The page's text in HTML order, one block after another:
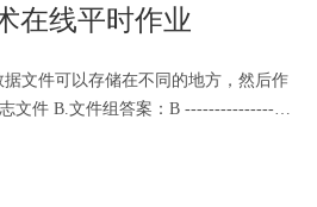
在线平时作业
文件可以存储在不同的地方，然后作
变选择表中相应的课程编号值。实现